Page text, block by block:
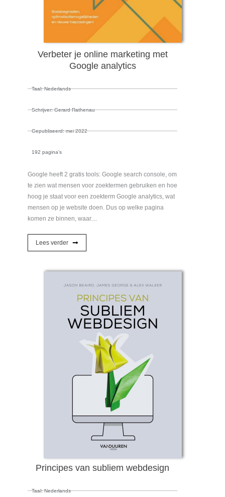
Verbeter je online marketing met
Google analytics
Taal: Nederlands
Schrijver: Gerard Rathenau
Gepubliseerd: mei 2022
192 pagina's
Google heeft 2 gratis tools: Google search console, om
te zien wat mensen voor zoektermen gebruiken en hoe
hoog je staat voor een zoekterm Google analytics, wat
mensen op je website doen. Dus op welke pagina
komen ze binnen, waar....
Lees verder
Principes van subliem webdesign
Taal: Nederlands